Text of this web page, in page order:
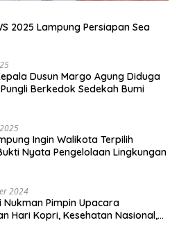
2025 Lampung Persiapan Sea
Dusun Margo Agung Diduga
Berkedok Sedekah Bumi
Ingin Walikota Terpilih
Nyata Pengelolaan Lingkungan
2024
Nukman Pimpin Upacara
Hari Kopri, Kesehatan Nasional,